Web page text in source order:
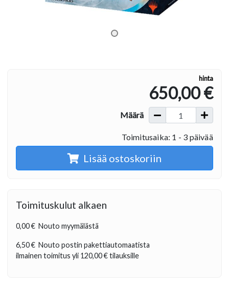
hinta
650,00 €
Määrä
Toimitusaika: 1 - 3 päivää
Lisää ostoskoriin
Toimituskulut alkaen
0,00 € Nouto myymälästä
6,50 € Nouto postin pakettiautomaatista
ilmainen toimitus yli 120,00 €tilauksille